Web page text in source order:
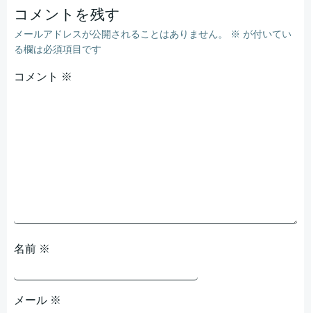
ビ
ゲ
ー
ビ
コメントを残す
メールアドレスが公開されることはありません。 ※ が付いてい
る欄は必須項目です
コメント ※
名前 ※
メール ※